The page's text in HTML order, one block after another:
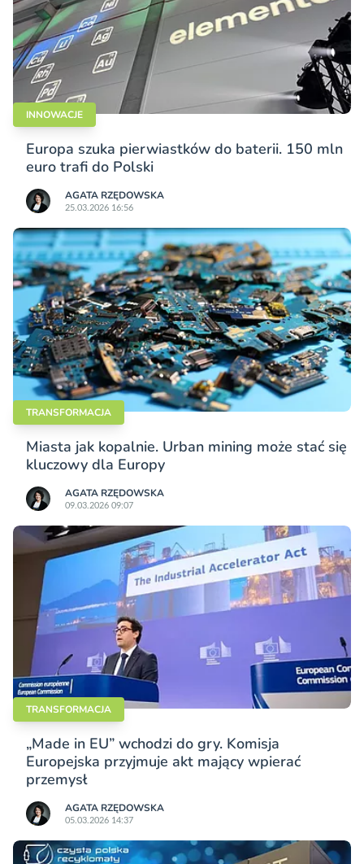
INNOWACJE
Europa szuka pierwiastków do baterii. 150 mln
euro trafi do Polski
AGATA RZĘDOWSKA
25.03.2026 16:56
TRANSFORMACJA
Miasta jak kopalnie. Urban mining może stać się
kluczowy dla Europy
AGATA RZĘDOWSKA
09.03.2026 09:07
TRANSFORMACJA
„Made in EU” wchodzi do gry. Komisja
Europejska przyjmuje akt mający wpierać
przemysł
AGATA RZĘDOWSKA
05.03.2026 14:37